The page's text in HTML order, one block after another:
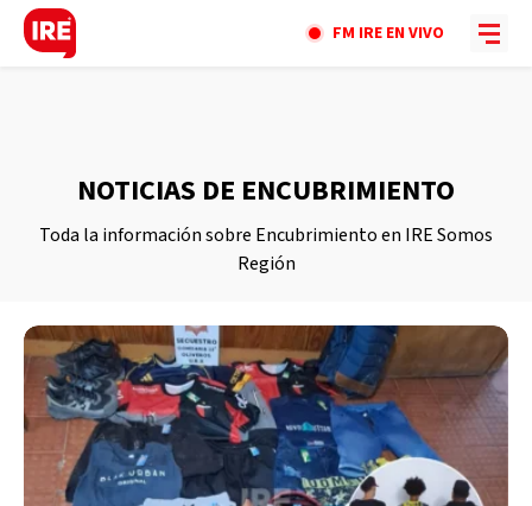
FM IRE EN VIVO
NOTICIAS DE ENCUBRIMIENTO
Toda la información sobre Encubrimiento en IRE Somos
Región